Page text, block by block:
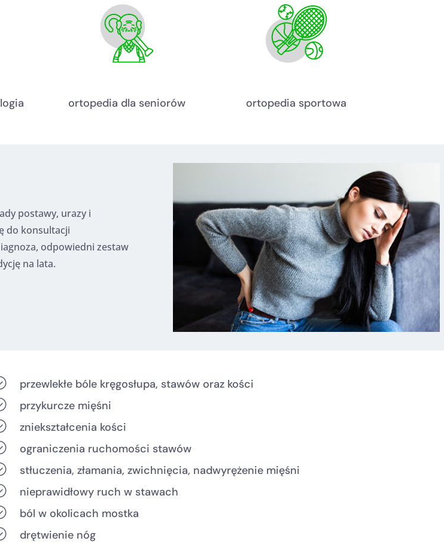
ortopedia dla seniorów ortopedia sportowa
postawy, urazy i
do konsultacji
odpowiedni zestaw
na lata.
przewlekłe bóle kręgosłupa, stawów oraz kości
przykurcze mięśni
zniekształcenia kości
ograniczenia ruchomości stawów
stłuczenia, złamania, zwichnięcia, nadwyrężenie mięśni
nieprawidłowy ruch w stawach
ból w okolicach mostka
drętwienie nóg